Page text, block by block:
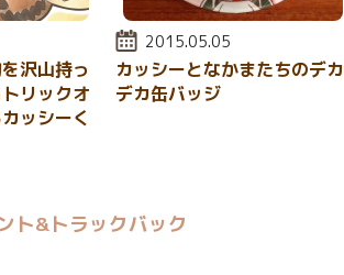
沢山持っ
リックオ
ッシーく
投稿日:
2015.05.05
カッシーとなかまたちのデカ
デカ缶バッジ
ト&トラックバック